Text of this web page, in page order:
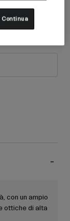
con un ampio
ottiche di alta